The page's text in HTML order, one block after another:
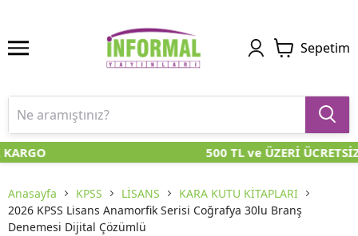
Sepetim
500 TL ve ÜZERİ ÜCRETSİZ
Anasayfa KPSS LİSANS
KARA KUTU KİTAPLARI
2026 KPSS Lisans Anamorfik Serisi Coğrafya 30lu Branş
Denemesi Dijital Çözümlü